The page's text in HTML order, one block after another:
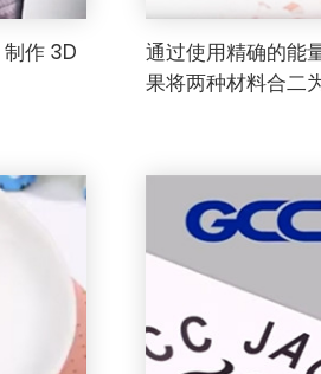
作 3D
通过使用精确的能
果将两种材料合二